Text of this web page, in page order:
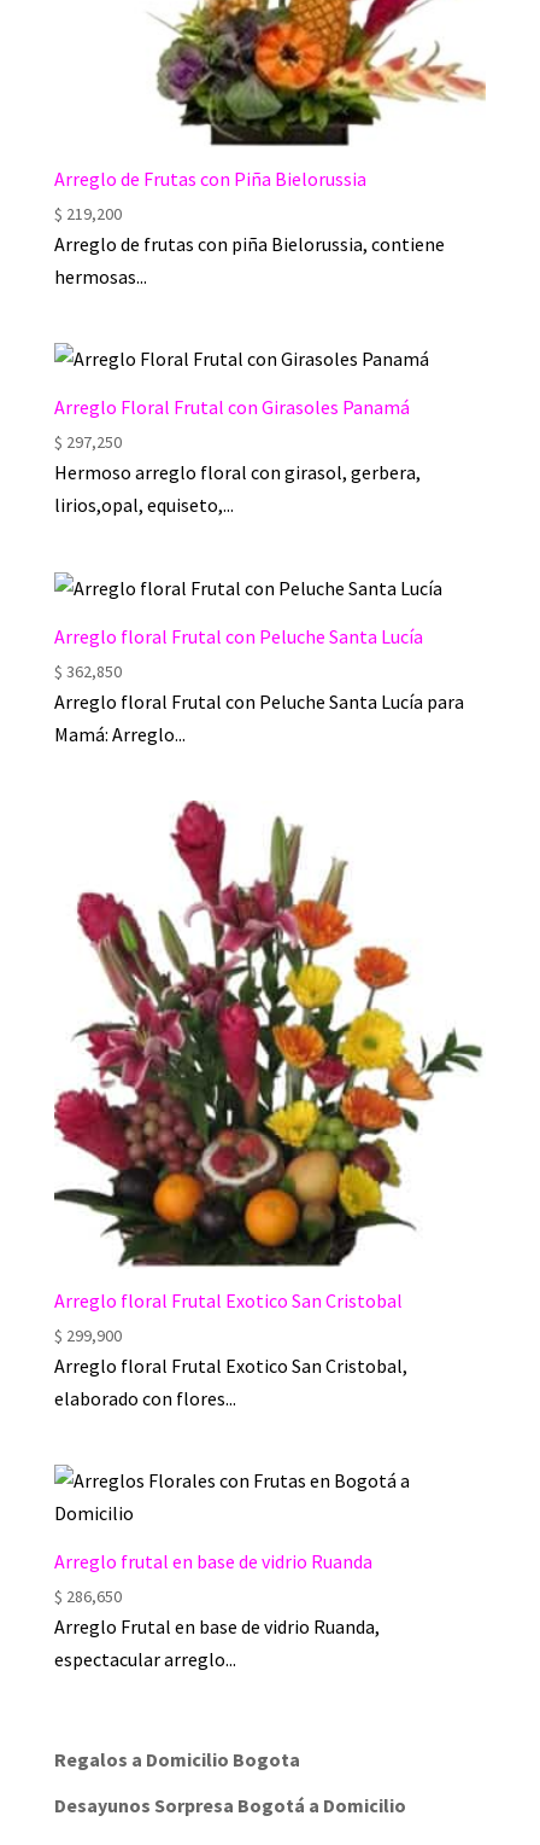
Arreglo de Frutas con Piña Bielorussia
$ 219,200
Arreglo de frutas con piña Bielorussia, contiene
hermosas...
Arreglo Floral Frutal con Girasoles Panamá
$ 297,250
Hermoso arreglo floral con girasol, gerbera,
lirios,opal, equiseto,...
Arreglo floral Frutal con Peluche Santa Lucía
$ 362,850
Arreglo floral Frutal con Peluche Santa Lucía para
Mamá: Arreglo...
Arreglo floral Frutal Exotico San Cristobal
$ 299,900
Arreglo floral Frutal Exotico San Cristobal,
elaborado con flores...
Arreglo frutal en base de vidrio Ruanda
$ 286,650
Arreglo Frutal en base de vidrio Ruanda,
espectacular arreglo...
Regalos a Domicilio Bogota
Desayunos Sorpresa Bogotá a Domicilio